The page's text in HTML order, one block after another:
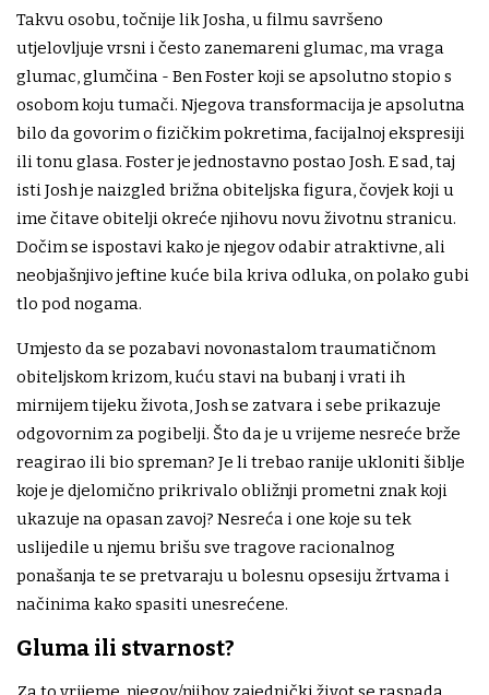
Takvu osobu, točnije lik Josha, u filmu savršeno
utjelovljuje vrsni i često zanemareni glumac, ma vraga
glumac, glumčina - Ben Foster koji se apsolutno stopio s
osobom koju tumači. Njegova transformacija je apsolutna
bilo da govorim o fizičkim pokretima, facijalnoj ekspresiji
ili tonu glasa. Foster je jednostavno postao Josh. E sad, taj
isti Josh je naizgled brižna obiteljska figura, čovjek koji u
ime čitave obitelji okreće njihovu novu životnu stranicu.
Dočim se ispostavi kako je njegov odabir atraktivne, ali
neobjašnjivo jeftine kuće bila kriva odluka, on polako gubi
tlo pod nogama.
Umjesto da se pozabavi novonastalom traumatičnom
obiteljskom krizom, kuću stavi na bubanj i vrati ih
mirnijem tijeku života, Josh se zatvara i sebe prikazuje
odgovornim za pogibelji. Što da je u vrijeme nesreće brže
reagirao ili bio spreman? Je li trebao ranije ukloniti šiblje
koje je djelomično prikrivalo obližnji prometni znak koji
ukazuje na opasan zavoj? Nesreća i one koje su tek
uslijedile u njemu brišu sve tragove racionalnog
ponašanja te se pretvaraju u bolesnu opsesiju žrtvama i
načinima kako spasiti unesrećene.
Gluma ili stvarnost?